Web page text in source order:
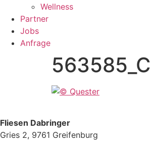
Wellness
Partner
Jobs
Anfrage
Fliesen Dabringer
Gries 2, 9761 Greifenburg